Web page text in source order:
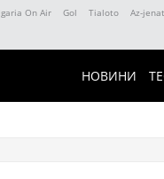
On Air Gol Tialoto Az-
НОВИНИ